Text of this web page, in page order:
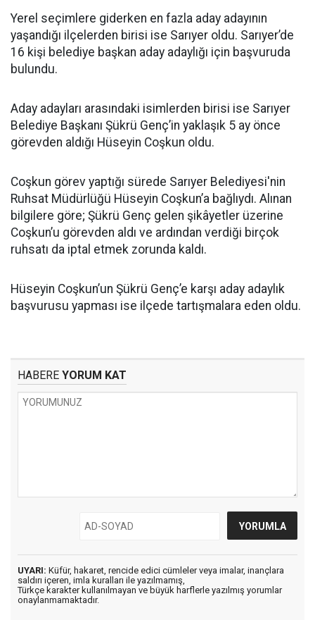
Yerel seçimlere giderken en fazla aday adayının
yaşandığı ilçelerden birisi ise Sarıyer oldu. Sarıyer’de
16 kişi belediye başkan aday adaylığı için başvuruda
bulundu.
Aday adayları arasındaki isimlerden birisi ise Sarıyer
Belediye Başkanı Şükrü Genç’in yaklaşık 5 ay önce
görevden aldığı Hüseyin Coşkun oldu.
Coşkun görev yaptığı sürede Sarıyer Belediyesi'nin
Ruhsat Müdürlüğü Hüseyin Coşkun’a bağlıydı. Alınan
bilgilere göre; Şükrü Genç gelen şikâyetler üzerine
Coşkun’u görevden aldı ve ardından verdiği birçok
ruhsatı da iptal etmek zorunda kaldı.
Hüseyin Coşkun’un Şükrü Genç’e karşı aday adaylık
başvurusu yapması ise ilçede tartışmalara eden oldu.
HABERE YORUM KAT
UYARI: Küfür, hakaret, rencide edici cümleler veya imalar, inançlara
saldırı içeren, imla kuralları ile yazılmamış,
Türkçe karakter kullanılmayan ve büyük harflerle yazılmış yorumlar
onaylanmamaktadır.